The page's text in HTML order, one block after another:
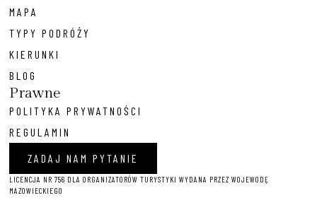
MAPA
TYPY PODRÓŻY
KIERUNKI
BLOG
Prawne
POLITYKA PRYWATNOŚCI
REGULAMIN
ZADAJ NAM PYTANIE
LICENCJA NR 756 DLA ORGANIZATORÓW TURYSTYKI WYDANA PRZEZ WOJEWODĘ
MAZOWIECKIEGO